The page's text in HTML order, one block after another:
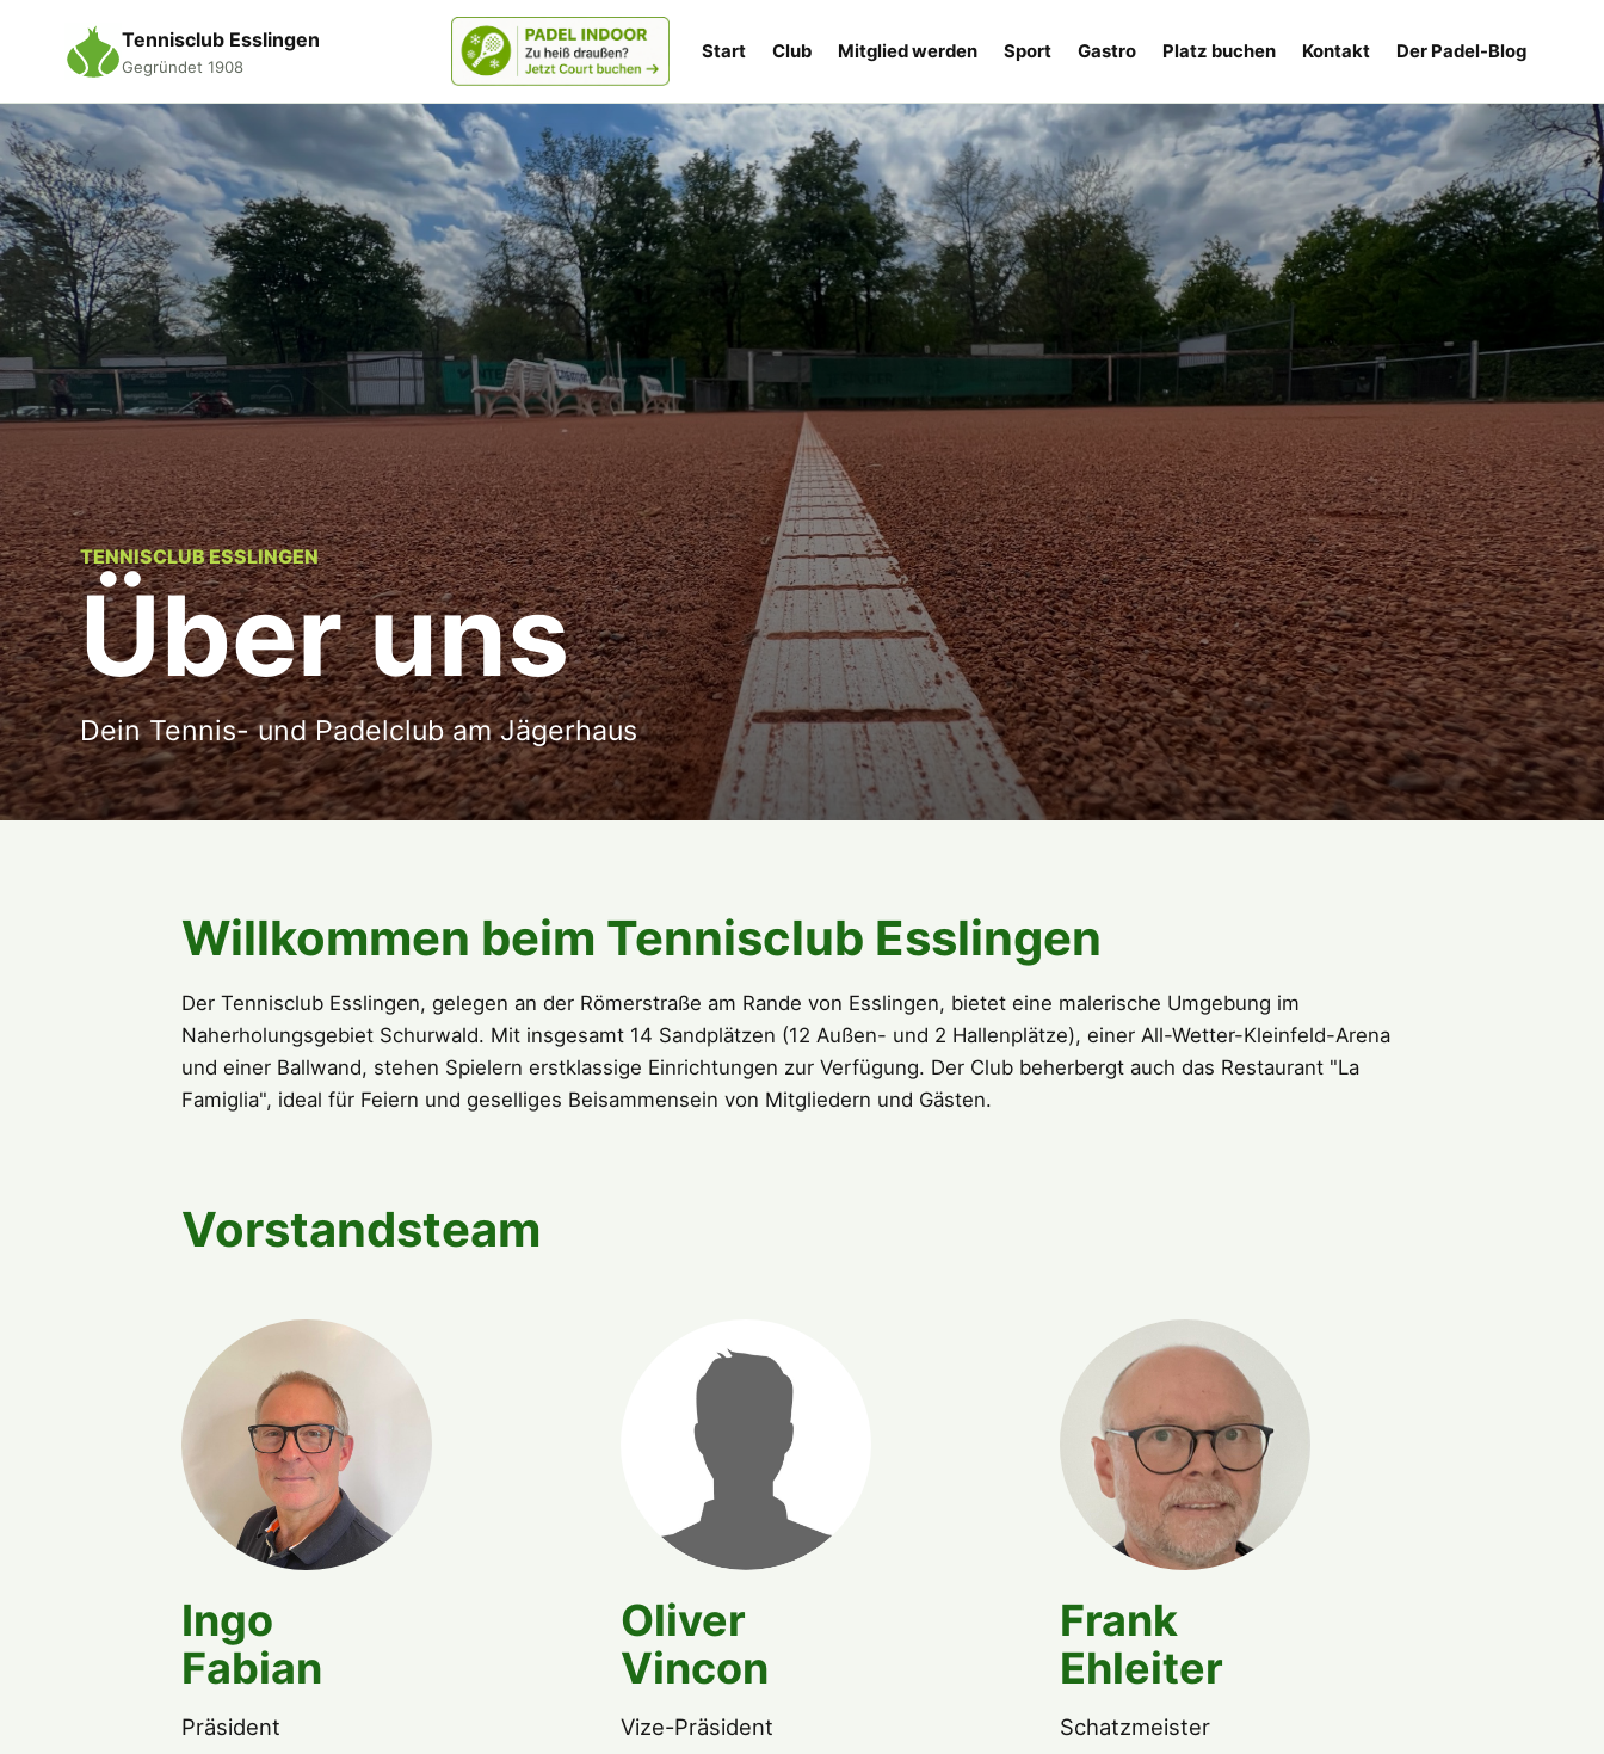
Tennisclub Esslingen
Gegründet 1908
Start Club Mitglied werden Sport Gastro Platz buchen Kontakt Der Padel-Blog
TENNISCLUB ESSLINGEN
Über uns
Dein Tennis- und Padelclub am Jägerhaus
Willkommen beim Tennisclub Esslingen
Der Tennisclub Esslingen, gelegen an der Römerstraße am Rande von Esslingen, bietet eine malerische Umgebung im
Naherholungsgebiet Schurwald. Mit insgesamt 14 Sandplätzen (12 Außen- und 2 Hallenplätze), einer All-Wetter-Kleinfeld-Arena
und einer Ballwand, stehen Spielern erstklassige Einrichtungen zur Verfügung. Der Club beherbergt auch das Restaurant "La
Famiglia", ideal für Feiern und geselliges Beisammensein von Mitgliedern und Gästen.
Vorstandsteam
Ingo
Fabian
Präsident
Oliver
Vincon
Vize-Präsident
Frank
Ehleiter
Schatzmeister